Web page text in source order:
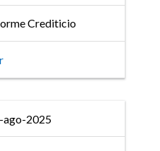
Fitch
acciones
de Fondos
Crediticio
ago-2025